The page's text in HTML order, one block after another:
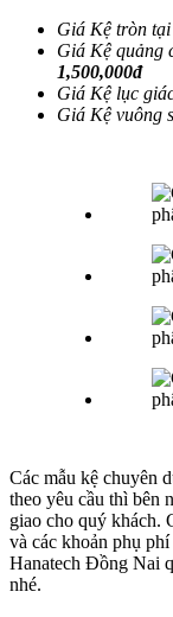
Giá Kệ tròn
Giá Kệ quảng
1,500,000đ
Giá Kệ lục
Giá Kệ vuông
Các mẫu kệ chuyên
theo yêu cầu thì bên
giao cho quý khách.
và các khoản phụ
Hanatech Đồng Nai
nhé.